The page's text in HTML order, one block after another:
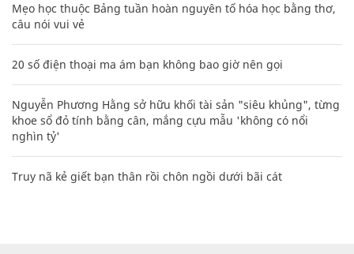
Mẹo học thuộc Bảng tuần hoàn nguyên tố hóa học bằng thơ,
câu nói vui vẻ
20 số điện thoại ma ám bạn không bao giờ nên gọi
Nguyễn Phương Hằng sở hữu khối tài sản "siêu khủng", từng
khoe sổ đỏ tính bằng cân, mắng cựu mẫu 'không có nổi
nghìn tỷ'
Truy nã kẻ giết bạn thân rồi chôn ngồi dưới bãi cát